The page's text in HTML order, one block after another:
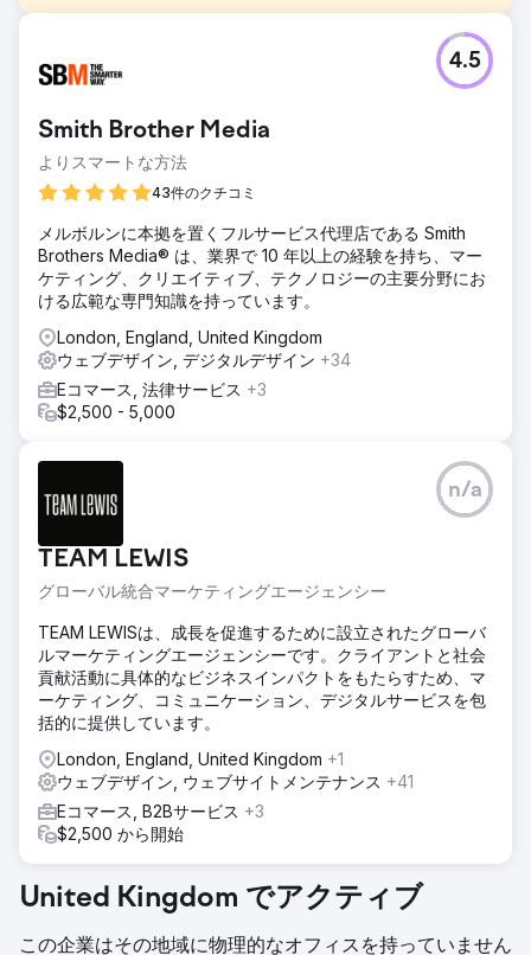
私たちのプロジェクト開始時の彼女のウェブサイトは標準に
達していませんでした。
ソリューション
功ストーリーをご覧ください。
https://youtu.be/k5GKvKwVwwE?si=w1YglFm2bW-xVHnP
結果
数年前、心理療法の個人診療所を開業した際に、ウェブサイ
トの構築をブルーノに依頼しました。当時はクライアントが
数人しかおらず、最初は費用を抑えるために海外の業者を雇
の具体的な要望を理解できず、メールの返信も夜中にしか来
てくれませんでした。そこで教訓を得て、ブルーノに依頼し
ました。当時、自分のウェブサイトは大変気に入っていまし
たが、4年経った今でも、今でもウェブサイトに惚れ込んで
Smith Brother Media
よりスマートな方法
43件のクチコミ
4.5
メルボルンに本拠を置くフルサービス代理店である Smith
Brothers Media® は、業界で 10 年以上の経験を持ち、マー
ケティング、クリエイティブ、テクノロジーの主要分野にお
ける広範な専門知識を持っています。
London, England, United Kingdom
ウェブデザイン, デジタルデザイン +34
Eコマース, 法律サービス +3
$2,500 - 5,000
TEAM LEWIS
グローバル統合マーケティングエージェンシー
n/a
TEAM LEWISは、成長を促進するために設立されたグローバ
ルマーケティングエージェンシーです。クライアントと社会
貢献活動に具体的なビジネスインパクトをもたらすため、マ
ーケティング、コミュニケーション、デジタルサービスを包
括的に提供しています。
London, England, United Kingdom +1
ウェブデザイン, ウェブサイトメンテナンス +41
Eコマース, B2Bサービス +3
$2,500 から開始
United Kingdom でアクティブ
この企業はその地域に物理的なオフィスを持っていません